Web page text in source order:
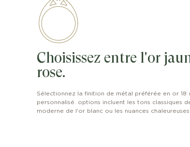
Choisissez entre l'or
rose.
Sélectionnez la finition de métal préférée en or 18
personnalisé. options incluent les tons classiques
moderne de l'or blanc ou les nuances